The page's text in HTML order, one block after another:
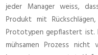
jeder Manager weiss,
Produkt mit
Prototypen gepflastert ist.
mühsamen Prozess nicht